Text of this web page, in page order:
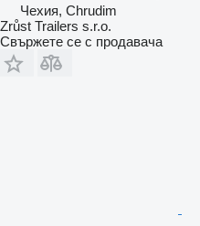
Чехия, Chrudim
Zrůst Trailers s.r.o.
Свържете се с продавача